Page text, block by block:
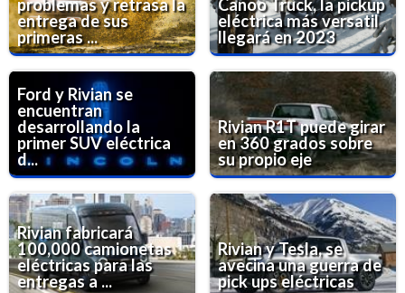
problemas y retrasa la
entrega de sus
primeras ...
Canoo Truck, la pickup
eléctrica más versatil
llegará en 2023
Ford y Rivian se
encuentran
desarrollando la
primer SUV eléctrica
d...
Rivian R1T puede girar
en 360 grados sobre
su propio eje
Rivian fabricará
100,000 camionetas
eléctricas para las
entregas a ...
Rivian y Tesla, se
avecina una guerra de
pick ups eléctricas